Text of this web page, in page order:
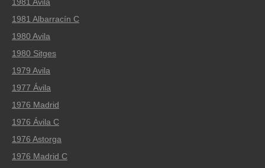
1981 Avila
1981 Albarracín C
1980 Avila
1980 Sitges
1979 Avila
1977 Ávila
1976 Madrid
1976 Ávila C
1976 Astorga
1976 Madrid C